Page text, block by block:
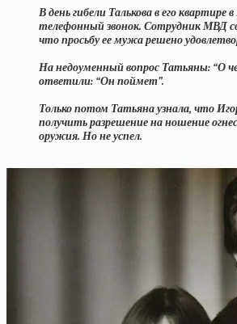
В день гибели Талькова в его квартире
телефонный звонок. Сотрудник МВД
что просьбу ее мужа решено
На недоуменный вопрос Татьяны: “О
ответили: “Он поймет”.
Только потом Татьяна узнала, что
получить разрешение на ношение
оружия. Но не успел.